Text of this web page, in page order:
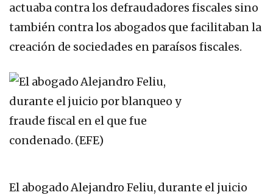
actuaba contra los defraudadores fiscales sino
también contra los abogados que facilitaban la
creación de sociedades en paraísos fiscales.
El abogado Alejandro Feliu, durante el juicio